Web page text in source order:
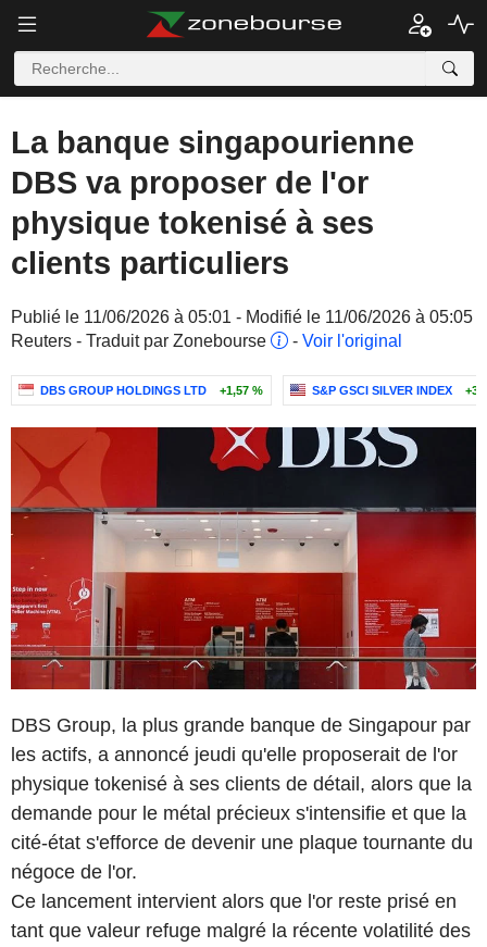
La banque singapourienne
DBS va proposer de l'or
physique tokenisé à ses
clients particuliers
Publié le 11/06/2026 à 05:01 - Modifié le 11/06/2026 à 05:05
Reuters - Traduit par Zonebourse
- Voir l'original
DBS GROUP HOLDINGS LTD +1,57 % S&P GSCI SILVER INDEX
DBS Group, la plus grande banque de Singapour par
les actifs, a annoncé jeudi qu'elle proposerait de l'or
physique tokenisé à ses clients de détail, alors que la
demande pour le métal précieux s'intensifie et que la
cité-état s'efforce de devenir une plaque tournante du
négoce de l'or.
Ce lancement intervient alors que l'or reste prisé en
tant que valeur refuge malgré la récente volatilité des